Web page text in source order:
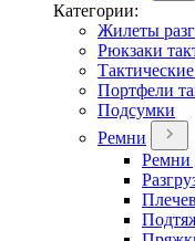
Категории:
Жилеты
Рюкзаки
Портфели
Подсумки
Ремни
Ремни